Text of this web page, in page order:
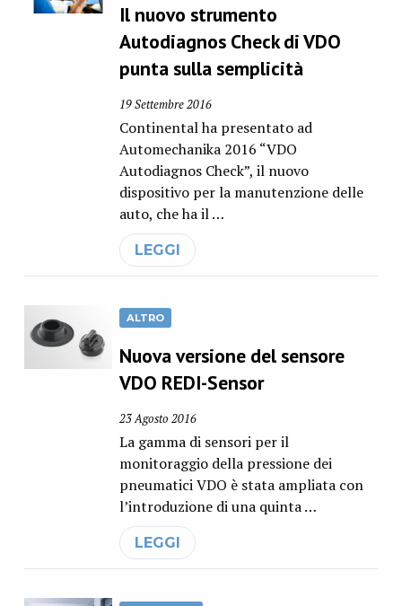
Il nuovo strumento
Autodiagnos Check di VDO
punta sulla semplicità
19 Settembre 2016
Continental ha presentato ad
Automechanika 2016 “VDO
Autodiagnos Check”, il nuovo
dispositivo per la manutenzione delle
auto, che ha il …
LEGGI
ALTRO
Nuova versione del sensore
VDO REDI-Sensor
23 Agosto 2016
La gamma di sensori per il
monitoraggio della pressione dei
pneumatici VDO è stata ampliata con
l’introduzione di una quinta …
LEGGI